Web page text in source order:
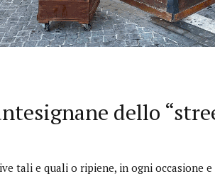
dello
tali e quali o ripiene, in ogni occasione